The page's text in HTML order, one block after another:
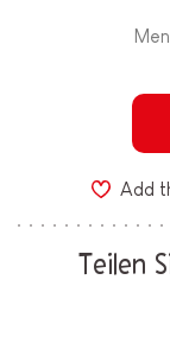
Add
Teilen